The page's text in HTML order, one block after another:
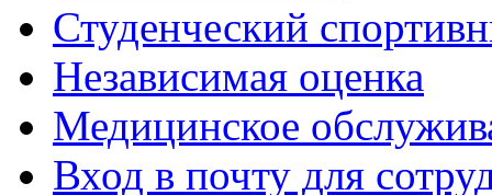
Студенческий
Независимая оценка
Медицинское
Вход в почту для